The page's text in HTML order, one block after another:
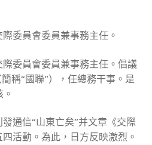
委員會委員兼事務主任。
際委員會委員兼事務主任。倡議
稱“國聯”），任總務干事。是
通信“山東亡矣”并文章《交際
活動。為此，日方反映激烈。